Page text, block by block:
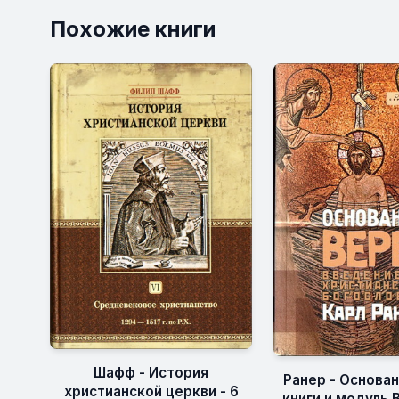
Похожие книги
Шафф - История
христианской церкви - 6
Ранер -